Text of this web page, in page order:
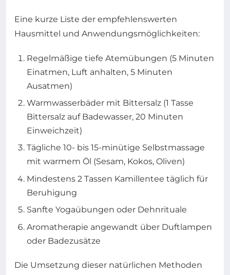
Eine kurze Liste der empfehlenswerten
Hausmittel und Anwendungsmöglichkeiten:
Regelmäßige tiefe Atemübungen (5 Minuten
Einatmen, Luft anhalten, 5 Minuten
Ausatmen)
Warmwasserbäder mit Bittersalz (1 Tasse
Bittersalz auf Badewasser, 20 Minuten
Einweichzeit)
Tägliche 10- bis 15-minütige Selbstmassage
mit warmem Öl (Sesam, Kokos, Oliven)
Mindestens 2 Tassen Kamillentee täglich für
Beruhigung
Sanfte Yogaübungen oder Dehnrituale
Aromatherapie angewandt über Duftlampen
oder Badezusätze
Die Umsetzung dieser natürlichen Methoden